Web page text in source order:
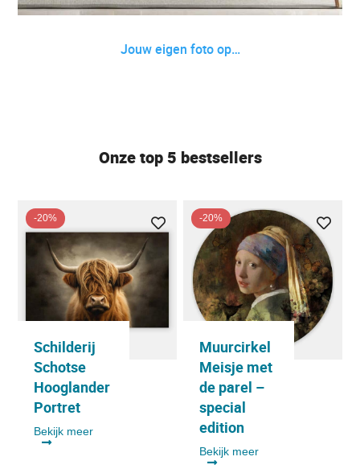
Jouw eigen foto op…
Onze top 5 bestsellers
-20%
Schilderij
Schotse
Hooglander
Portret
Bekijk meer
-20%
Muurcirkel
Meisje met
de parel –
special
edition
Bekijk meer